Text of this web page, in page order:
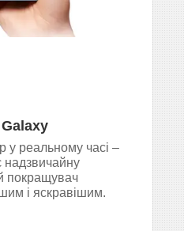
у реальному часі –
надзвичайну
покращувач
і яскравішим.